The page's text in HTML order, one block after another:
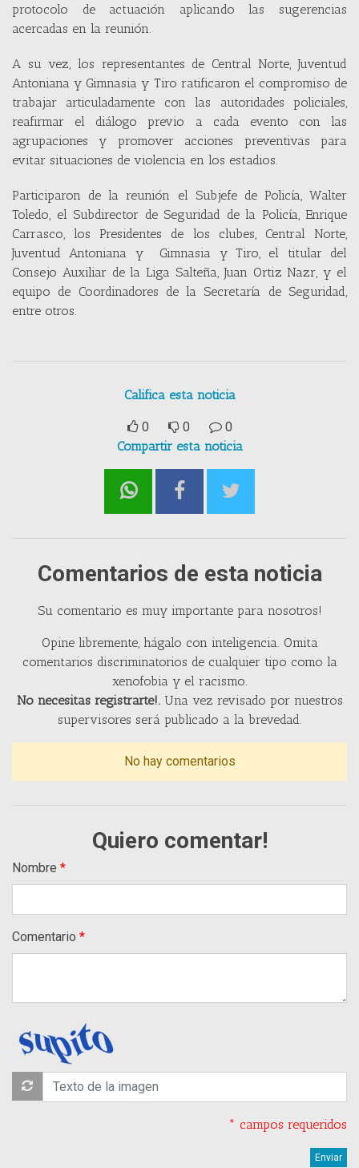
protocolo de actuación aplicando las sugerencias
acercadas en la reunión.
A su vez, los representantes de Central Norte, Juventud
Antoniana y Gimnasia y Tiro ratificaron el compromiso de
trabajar articuladamente con las autoridades policiales,
reafirmar el diálogo previo a cada evento con las
agrupaciones y promover acciones preventivas para
evitar situaciones de violencia en los estadios.
Participaron de la reunión el Subjefe de Policía, Walter
Toledo, el Subdirector de Seguridad de la Policía, Enrique
Carrasco, los Presidentes de los clubes, Central Norte,
Juventud Antoniana y Gimnasia y Tiro, el titular del
Consejo Auxiliar de la Liga Salteña, Juan Ortiz Nazr, y el
equipo de Coordinadores de la Secretaría de Seguridad,
entre otros.
Califica esta noticia
0 0
0
Compartir esta noticia
Comentarios de esta noticia
Su comentario es muy importante para nosotros!
Opine libremente, hágalo con inteligencia. Omita
comentarios discriminatorios de cualquier tipo como la
xenofobia y el racismo.
No necesitas registrarte!.Una vez revisado por nuestros
supervisores será publicado a la brevedad.
No hay comentarios
Quiero comentar!
Nombre
Comentario
* campos requeridos